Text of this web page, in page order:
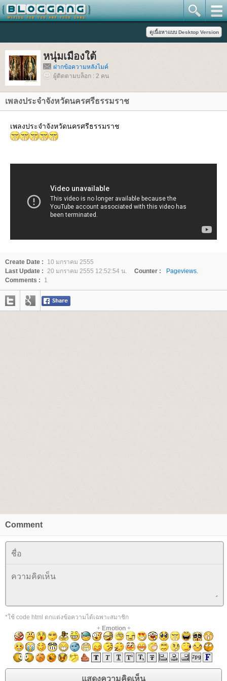
หนุ่มเมืองใต้
ฝากข้อความหลังไมค์
ผู้ติดตามบล็อก : 2 คน
เพลงประจำจังหวัดนครศรีธรรมราช
เพลงประจำจังหวัดนครศรีธรรมราช
Create Date :
10 มกราคม 2555
Last Update : 20 มกราคม 2555 12:52:54 น. Counter :
Pageviews.
Comments :
1
Comment
*ใช้ code html ตกแต่งข้อความได้เฉพาะสมาชิก
+ Emotion+